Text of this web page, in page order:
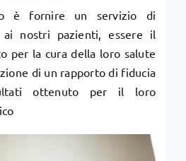
è fornire un servizio di
ai nostri pazienti, essere il
per la cura della loro salute
di un rapporto di fiducia
ottenuto per il loro